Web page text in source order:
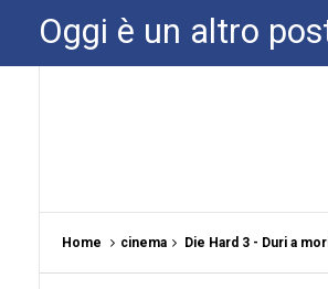
Oggi è un altro
Home cinema Die Hard 3 - Duri a